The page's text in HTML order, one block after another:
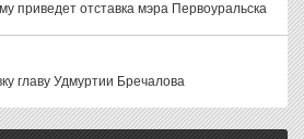
приведет отставка мэра Первоуральска
главу Удмуртии Бречалова